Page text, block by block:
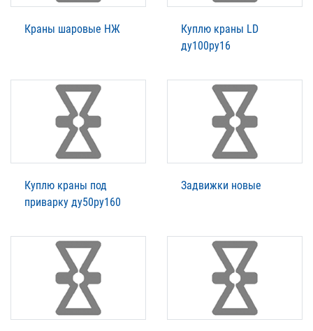
Краны шаровые НЖ
Куплю краны LD
ду100ру16
Куплю краны под
приварку ду50ру160
Задвижки новые